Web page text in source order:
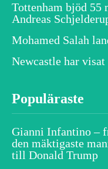
Tottenham bjöd 55
Andreas
Mohamed Salah
Newcastle har
Populäraste
Gianni Infantino –
den mäktigaste
till Donald Trump